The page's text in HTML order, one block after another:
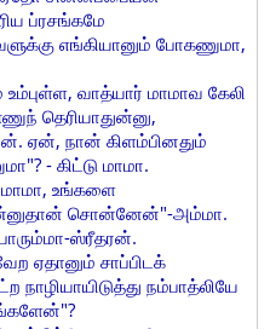
ப்ரசங்கமே
எங்கியானும் போகணுமா,
உம்புள்ள, வாத்யார் மாமாவ கேலி
தெரியாதுன்னு,
ஏன், நான் கிளம்பினதும்
- கிட்டு மாமா.
மாமா, உங்களை
சொன்னேன்"-அம்மா.
ஸ்ரீதரன்.
ஏதானும் சாப்பிடக்
நாழியாயிடுத்து நம்பாத்லியே